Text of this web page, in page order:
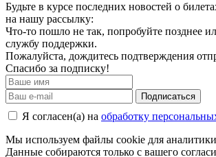
Будьте в курсе последних новостей о
на нашу рассылку:
Что-то пошло не так, попробуйте позднее
службу поддержки.
Пожалуйста, дождитесь подтверждения
Спасибо за подписку!
Подписаться
Я согласен(а) на обработку
Мы используем файлы cookie для
Данные собираются только с вашего